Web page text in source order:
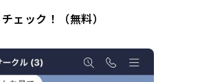
ェック！（無料）